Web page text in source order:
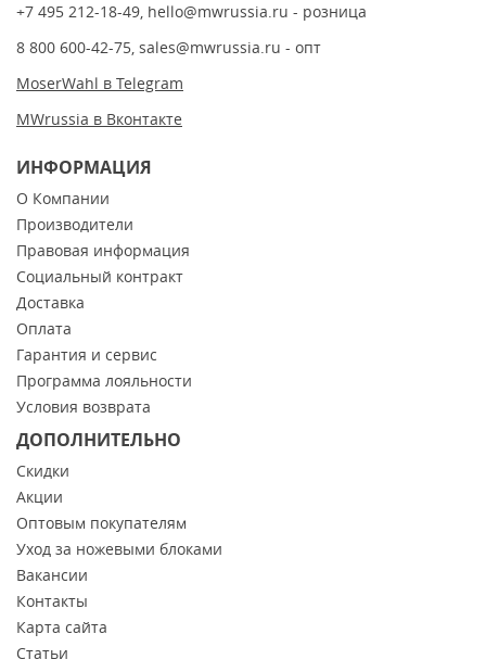
+7 495 212-18-49, hello@mwrussia.ru - розница
8 800 600-42-75, sales@mwrussia.ru - опт
MoserWahl в Telegram
MWrussia в Вконтакте
ИНФОРМАЦИЯ
О Компании
Производители
Правовая информация
Социальный контракт
Доставка
Оплата
Гарантия и сервис
Программа лояльности
Условия возврата
ДОПОЛНИТЕЛЬНО
Скидки
Акции
Оптовым покупателям
Уход за ножевыми блоками
Вакансии
Контакты
Карта сайта
Статьи